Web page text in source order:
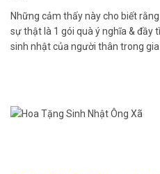
Những cảm thấy này cho biết
sự thật là 1 gói quà ý nghĩa &
sinh nhật của người thân trong